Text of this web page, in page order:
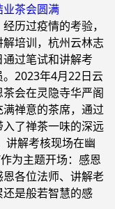
茶会圆满
历过疫情的考验，
培训，杭州云林志
过笔试和讲解考
2023年4月22日云
会在灵隐寺华严阁
禅意的茶席，通过
了禅茶一味的深远
解考核现场在幽
为主题开场：感恩
各位法师、讲解老
是般若智慧的感